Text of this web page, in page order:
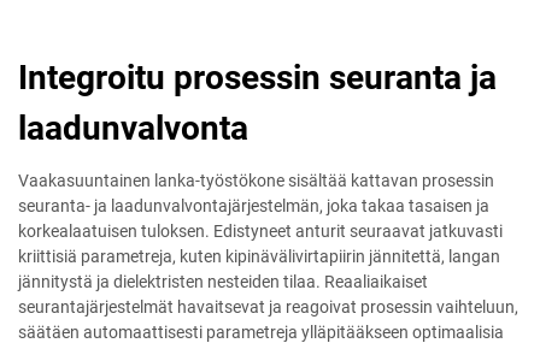
Integroitu prosessin seuranta ja
laadunvalvonta
Vaakasuuntainen lanka-työstökone sisältää kattavan prosessin
seuranta- ja laadunvalvontajärjestelmän, joka takaa tasaisen ja
korkealaatuisen tuloksen. Edistyneet anturit seuraavat jatkuvasti
kriittisiä parametreja, kuten kipinävälivirtapiirin jännitettä, langan
jännitystä ja dielektristen nesteiden tilaa. Reaaliaikaiset
seurantajärjestelmät havaitsevat ja reagoivat prosessin vaihteluun,
säätäen automaattisesti parametreja ylläpitääkseen optimaalisia